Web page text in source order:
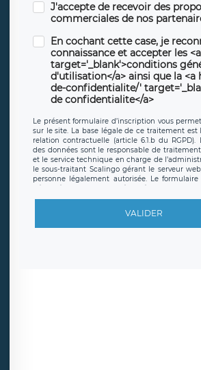
J'accepte de recevoir des
commerciales de nos
En cochant cette case, je
connaissance et accepter les
target='_blank'>conditions
d'utilisation</a> ainsi que la <a
de-confidentialite/'
de confidentialite</a>
Le présent formulaire d’inscription vous
sur le site. La base légale de ce traitement est
relation contractuelle (article 6.1.b du RGPD).
des données sont le responsable de
et le service technique en charge de
le sous-traitant Scalingo gérant le serveur
personne légalement autorisée. Le formulaire
offrant desclauses de protection
en sollicite la suppression, étant entendu
demander la suppression de vos
VALIDER